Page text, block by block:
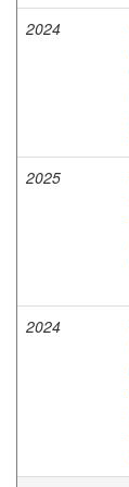
2024
2025
2024